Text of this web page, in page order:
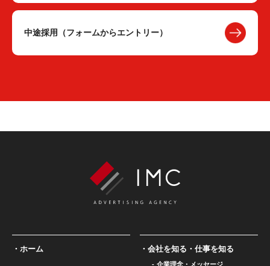
中途採用（フォームからエントリー）
ホーム 会社を知る・仕事を知る
企業理念・メッセージ